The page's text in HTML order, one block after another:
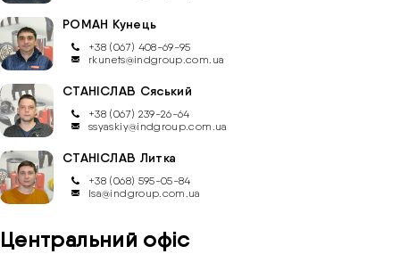
РОМАН Кунець
+38 (067) 408-69-95
rkunets@indgroup.com.ua
СТАНІСЛАВ Сяський
+38 (067) 239-26-64
ssyaskiy@indgroup.com.ua
СТАНІСЛАВ Литка
+38 (068) 595-05-84
lsa@indgroup.com.ua
Центральний офіс